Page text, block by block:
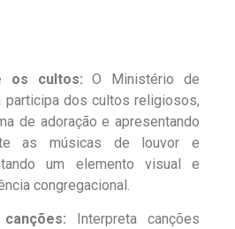
os cultos: O Ministério de
participa dos cultos religiosos,
de adoração e apresentando
as músicas de louvor e
um elemento visual e
congregacional.
Interpreta canções